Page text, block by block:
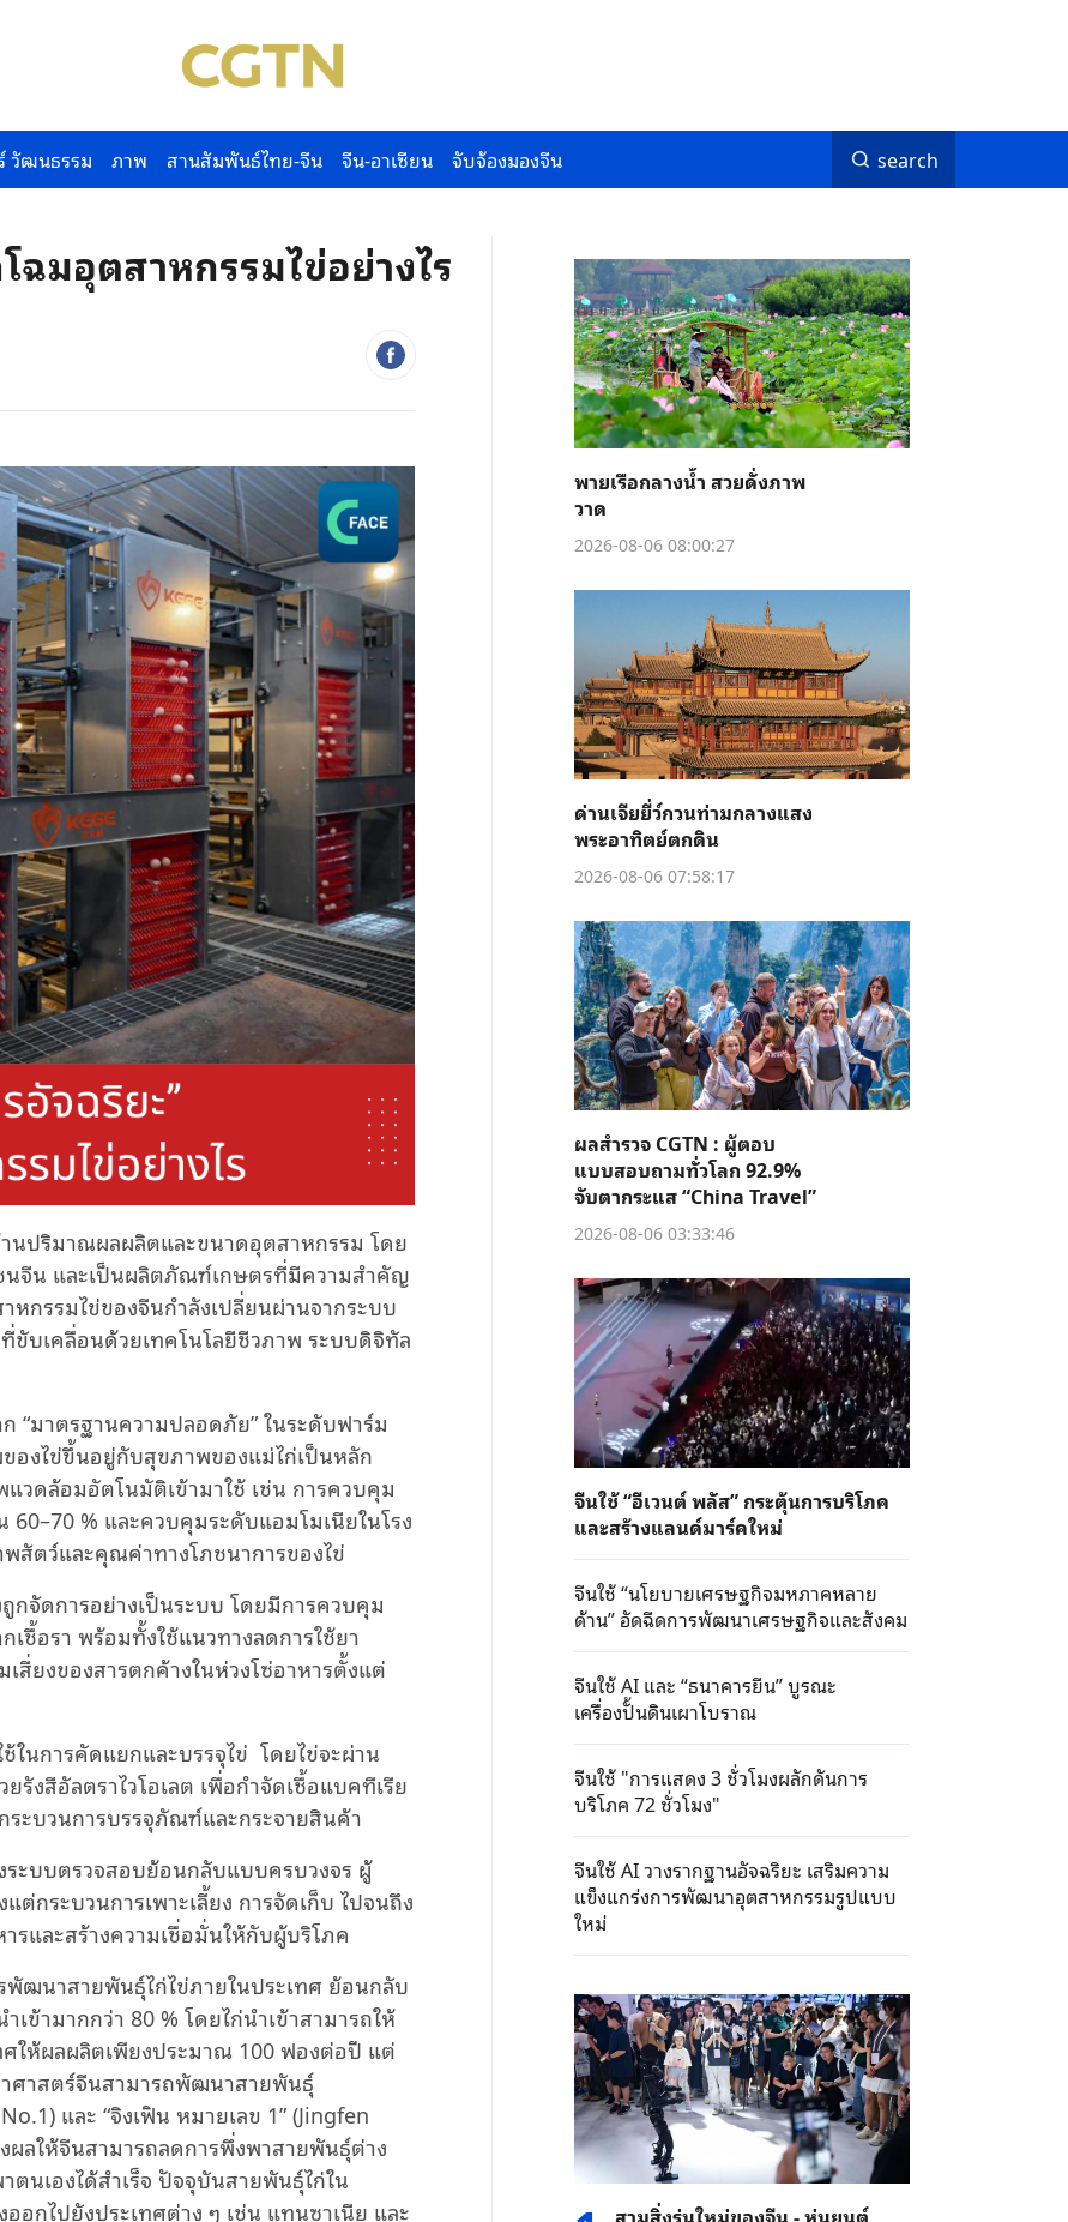
วัฒนธรรม ภาพ สานสัมพันธ์ไทย-จีน จีน-อาเซียน จับจ้องมองจีน search
ฉมอุตสาหกรรมไข่อย่างไร
นปริมาณผลผลิตและขนาดอุตสาหกรรม โดย
นจีน และเป็นผลิตภัณฑ์เกษตรที่มีความสำคัญ
กรรมไข่ของจีนกำลังเปลี่ยนผ่านจากระบบ
ขับเคลื่อนด้วยเทคโนโลยีชีวภาพ ระบบดิจิทัล
“มาตรฐานความปลอดภัย” ในระดับฟาร์ม
งไข่ขึ้นอยู่กับสุขภาพของแม่ไก่เป็นหลัก
ดล้อมอัตโนมัติเข้ามาใช้ เช่น การควบคุม
% และควบคุมระดับแอมโมเนียในโรง
สัตว์และคุณค่าทางโภชนาการของไข่
จัดการอย่างเป็นระบบ โดยมีการควบคุม
ชื้อรา พร้อมทั้งใช้แนวทางลดการใช้ยา
สี่ยงของสารตกค้างในห่วงโซ่อาหารตั้งแต่
นการคัดแยกและบรรจุไข่ โดยไข่จะผ่าน
รังสีอัลตราไวโอเลต เพื่อกำจัดเชื้อแบคทีเรีย
ระบวนการบรรจุภัณฑ์และกระจายสินค้า
ระบบตรวจสอบย้อนกลับแบบครบวงจร ผู้
กระบวนการเพาะเลี้ยง การจัดเก็บ ไปจนถึง
รและสร้างความเชื่อมั่นให้กับผู้บริโภค
ฒนาสายพันธุ์ไก่ไข่ภายในประเทศ ย้อนกลับ
ข้ามากกว่า 80 % โดยไก่นำเข้าสามารถให้
ให้ผลผลิตเพียงประมาณ 100 ฟองต่อปี แต่
ศาสตร์จีนสามารถพัฒนาสายพันธุ์
และ “จิงเฟิน หมายเลข 1” (Jingfen
ลให้จีนสามารถลดการพึ่งพาสายพันธุ์ต่าง
นเองได้สำเร็จ ปัจจุบันสายพันธุ์ไก่ใน
อกไปยังประเทศต่าง ๆ เช่น แทนซาเนีย และ
พายเรือกลางน้ำ สวยดั่งภาพ
วาด
2026-08-06 08:00:27
ด่านเจียยี่ว์กวนท่ามกลางแสง
พระอาทิตย์ตกดิน
2026-08-06 07:58:17
ผลสำรวจ CGTN : ผู้ตอบ
แบบสอบถามทั่วโลก 92.9%
จับตากระแส “China Travel”
2026-08-06 03:33:46
จีนใช้ “อีเวนต์ พลัส” กระตุ้นการบริโภค
และสร้างแลนด์มาร์คใหม่
จีนใช้ “นโยบายเศรษฐกิจมหภาคหลาย
ด้าน” อัดฉีดการพัฒนาเศรษฐกิจและสังคม
จีนใช้ AI และ “ธนาคารยีน” บูรณะ
เครื่องปั้นดินเผาโบราณ
จีนใช้ "การแสดง 3 ชั่วโมงผลักดันการ
บริโภค 72 ชั่วโมง"
จีนใช้ AI วางรากฐานอัจฉริยะ เสริมความ
แข็งแกร่งการพัฒนาอุตสาหกรรมรูปแบบ
ใหม่